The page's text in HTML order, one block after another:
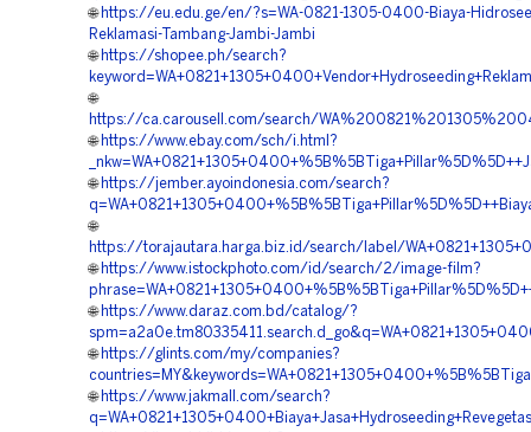
🌐 https://eu.edu.ge/en/?s=WA-0821-1305-0400-Biaya-
Reklamasi-Tambang-Jambi-Jambi
🌐 https://shopee.ph/search?
🌐
https://ca.carousell.com/search/
🌐 https://www.ebay.com/sch/i.html?
🌐 https://jember.ayoindonesia.com/search?
🌐
https://torajautara.harga.biz.id/search/label/
🌐 https://www.istockphoto.com/id/search/2/image-film?
🌐 https://www.daraz.com.bd/catalog/?
🌐 https://glints.com/my/companies?
🌐 https://www.jakmall.com/search?